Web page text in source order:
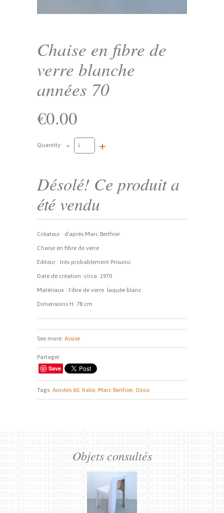
Chaise en fibre de
verre blanche
années 70
€0.00
Quantity: - +
Désolé! Ce produit a
été vendu
Créateur : d'après Marc Berthier
Chaise en fibre de verre
Editeur : très probablement Prisunic
Date de création :circa 1970
Matériaux : Fibre de verre laquée blanc
Dimensions H: 78 cm
See more: Assise
Partager
Save
Tags: Années 60, Italie, Marc Berthier, Ozoo
Objets consultés